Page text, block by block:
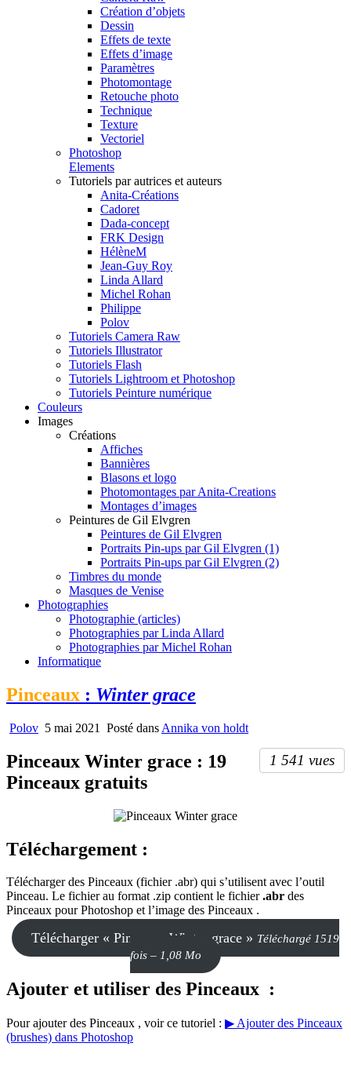
Création d’objets
Dessin
Effets de texte
Effets d’image
Paramètres
Photomontage
Retouche photo
Technique
Texture
Vectoriel
Photoshop
Elements
Tutoriels par autrices et auteurs
Anita-Créations
Cadoret
Dada-concept
FRK Design
HélèneM
Jean-Guy Roy
Linda Allard
Michel Rohan
Philippe
Polov
Tutoriels Camera Raw
Tutoriels Illustrator
Tutoriels Flash
Tutoriels Lightroom et Photoshop
Tutoriels Peinture numérique
Couleurs
Images
Créations
Affiches
Bannières
Blasons et logo
Photomontages par Anita-Creations
Montages d’images
Peintures de Gil Elvgren
Peintures de Gil Elvgren
Portraits Pin-ups par Gil Elvgren (1)
Portraits Pin-ups par Gil Elvgren (2)
Timbres du monde
Masques de Venise
Photographies
Photographie (articles)
Photographies par Linda Allard
Photographies par Michel Rohan
Informatique
Pinceaux : Winter grace
Polov 5 mai 2021 Posté dans Annika von holdt
1 541 vues
Pinceaux Winter grace : 19
Pinceaux gratuits
Téléchargement :
Télécharger des Pinceaux (fichier .abr) qui s’utilisent avec l’outil
Pinceau. Le fichier au format .zip contient le fichier.abr des
Pinceaux pour Photoshop et l’image des Pinceaux .
Télécharger « Pinceaux Winter grace » Téléchargé 1519
fois – 1,08 Mo
Ajouter et utiliser des Pinceaux :
Pour ajouter des Pinceaux , voir ce tutoriel : ▶ Ajouter des Pinceaux
(brushes) dans Photoshop